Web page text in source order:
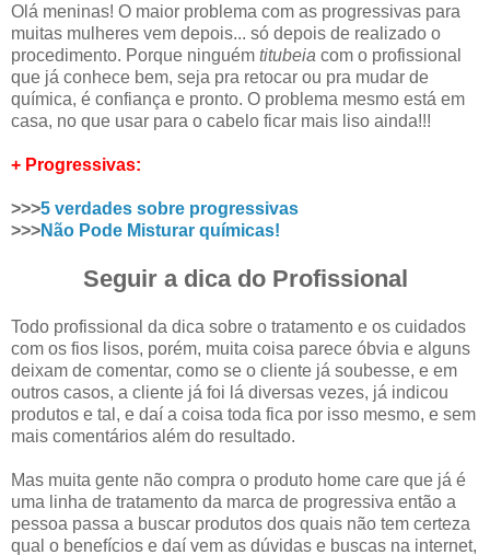
Olá meninas! O maior problema com as progressivas para
muitas mulheres vem depois... só depois de realizado o
procedimento. Porque ninguém titubeia com o profissional
que já conhece bem, seja pra retocar ou pra mudar de
química, é confiança e pronto. O problema mesmo está em
casa, no que usar para o cabelo ficar mais liso ainda!!!
+ Progressivas:
>>>5 verdades sobre progressivas
>>>Não Pode Misturar químicas!
Seguir a dica do Profissional
Todo profissional da dica sobre o tratamento e os cuidados
com os fios lisos, porém, muita coisa parece óbvia e alguns
deixam de comentar, como se o cliente já soubesse, e em
outros casos, a cliente já foi lá diversas vezes, já indicou
produtos e tal, e daí a coisa toda fica por isso mesmo, e sem
mais comentários além do resultado.
Mas muita gente não compra o produto home care que já é
uma linha de tratamento da marca de progressiva então a
pessoa passa a buscar produtos dos quais não tem certeza
qual o benefícios e daí vem as dúvidas e buscas na internet,